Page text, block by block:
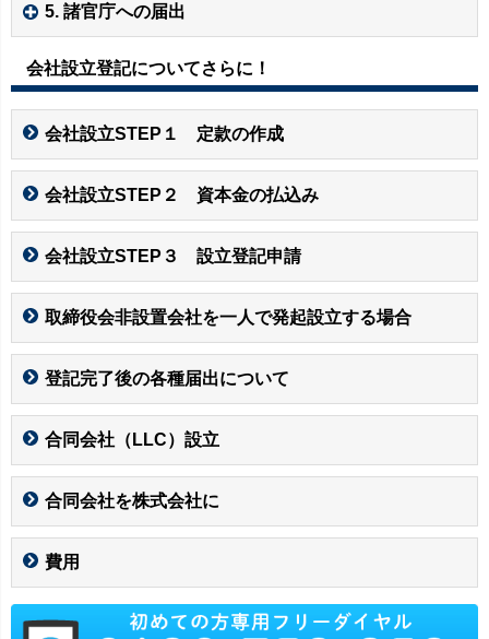
5. 諸官庁への届出
会社設立登記についてさらに！
会社設立STEP１ 定款の作成
会社設立STEP２ 資本金の払込み
会社設立STEP３ 設立登記申請
取締役会非設置会社を一人で発起設立する場合
登記完了後の各種届出について
合同会社（LLC）設立
合同会社を株式会社に
費用